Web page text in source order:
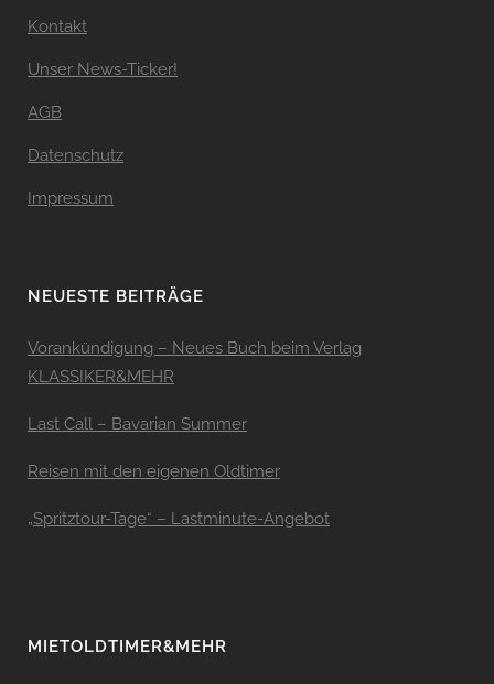
Kontakt
Unser News-Ticker!
AGB
Datenschutz
Impressum
NEUESTE BEITRÄGE
Vorankündigung – Neues Buch beim Verlag
KLASSIKER&MEHR
Last Call – Bavarian Summer
Reisen mit den eigenen Oldtimer
„Spritztour-Tage“ – Lastminute-Angebot
MIETOLDTIMER&MEHR